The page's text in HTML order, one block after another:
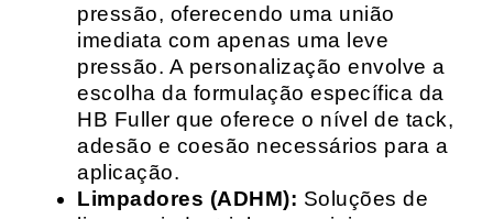
pressão, oferecendo uma união
imediata com apenas uma leve
pressão. A personalização envolve a
escolha da formulação específica da
HB Fuller que oferece o nível de tack,
adesão e coesão necessários para a
aplicação.
Limpadores (ADHM): Soluções de